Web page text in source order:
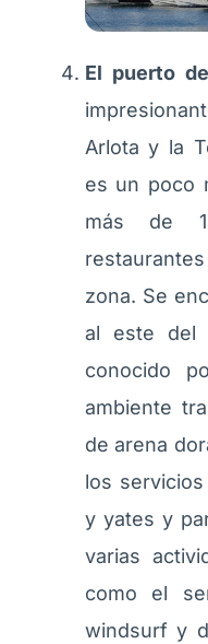
El puerto
Arlota y la
es un poco
más de
zona. Se
al este del
conocido
ambiente
de arena
los
y yates y
varias
como el
windsurf y